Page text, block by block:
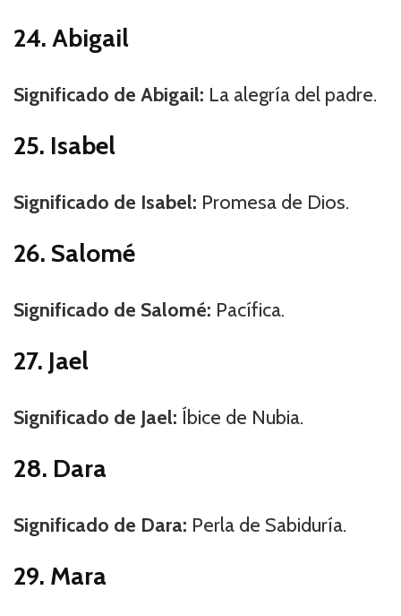
24. Abigail
Significado de Abigail: La alegría del padre.
25. Isabel
Significado de Isabel: Promesa de Dios.
26. Salomé
Significado de Salomé: Pacífica.
27. Jael
Significado de Jael: Íbice de Nubia.
28. Dara
Significado de Dara: Perla de Sabiduría.
29. Mara